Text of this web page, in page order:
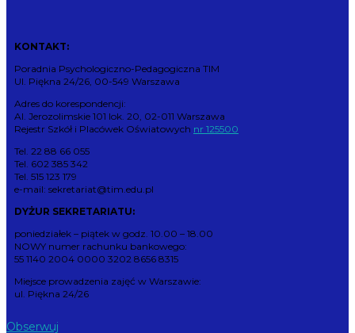
KONTAKT:
Poradnia Psychologiczno-Pedagogiczna TIM
Ul. Piękna 24/26, 00-549 Warszawa
Adres do korespondencji:
Al. Jerozolimskie 101 lok. 20, 02-011 Warszawa
Rejestr Szkół i Placówek Oświatowych nr 125500
Tel. 22 88 66 055
Tel. 602 385 342
Tel. 515 123 179
e-mail: sekretariat@tim.edu.pl
DYŻUR SEKRETARIATU:
poniedziałek – piątek w godz. 10.00 – 18.00
NOWY numer rachunku bankowego:
55 1140 2004 0000 3202 8656 8315
Miejsce prowadzenia zajęć w Warszawie:
ul. Piękna 24/26
Obserwuj